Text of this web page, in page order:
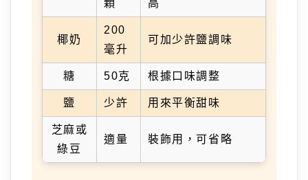
顆
高
椰奶
200
毫升
可加少許鹽調味
糖 50克 根據口味調整
鹽 少許 用來平衡甜味
芝麻或
綠豆
適量 裝飾用，可省略